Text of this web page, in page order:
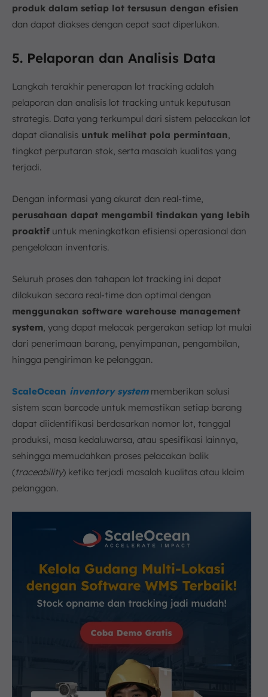
produk dalam setiap lot tersusun dengan efisien
dan dapat diakses dengan cepat saat diperlukan.
5. Pelaporan dan Analisis Data
Langkah terakhir penerapan lot tracking adalah
pelaporan dan analisis lot tracking untuk keputusan
strategis. Data yang terkumpul dari sistem pelacakan lot
dapat dianalisis untuk melihat pola permintaan
tingkat perputaran stok, serta masalah kualitas yang
terjadi.
Dengan informasi yang akurat dan real-time,
perusahaan dapat mengambil tindakan yang lebih
proaktif untuk meningkatkan efisiensi operasional dan
pengelolaan inventaris.
Seluruh proses dan tahapan lot tracking ini dapat
dilakukan secara real-time dan optimal dengan
menggunakan software warehouse management
system , yang dapat melacak pergerakan setiap lot mulai
dari penerimaan barang, penyimpanan, pengambilan,
hingga pengiriman ke pelanggan.
ScaleOcean inventory systemmemberikan solusi
sistem scan barcode untuk memastikan setiap barang
dapat diidentifikasi berdasarkan nomor lot, tanggal
produksi, masa kedaluwarsa, atau spesifikasi lainnya,
sehingga memudahkan proses pelacakan balik
(traceability) ketika terjadi masalah kualitas atau klaim
pelanggan.